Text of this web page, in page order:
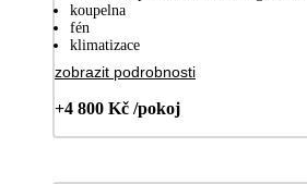
koupelna
fén
klimatizace
zobrazit podrobnosti
+4 800 Kč /pokoj